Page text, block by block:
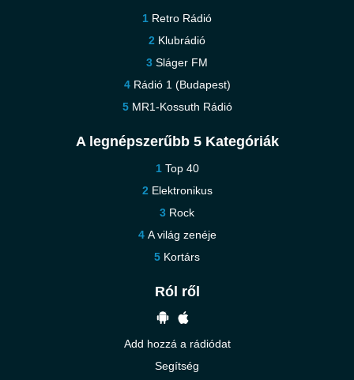
Retro Rádió
Klubrádió
Sláger FM
Rádió 1 (Budapest)
MR1-Kossuth Rádió
A legnépszerűbb 5 Kategóriák
Top 40
Elektronikus
Rock
A világ zenéje
Kortárs
Ról ről
Add hozzá a rádiódat
Segítség